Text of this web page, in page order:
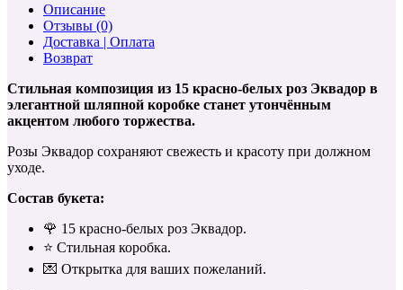
Описание
Отзывы (0)
Доставка | Оплата
Возврат
Стильная композиция из 15 красно-белых роз Эквадор в
элегантной шляпной коробке станет утончённым
акцентом любого торжества.
Розы Эквадор сохраняют свежесть и красоту при должном
уходе.
Состав букета:
🌹 15 красно-белых роз Эквадор.
⭐️ Стильная коробка.
💌 Открытка для ваших пожеланий.